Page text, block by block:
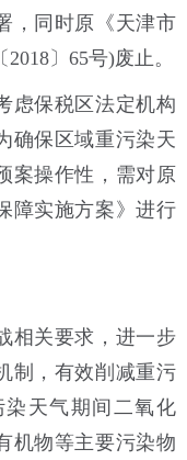
，同时原《天津市
〕65号)废止。
保税区法定机构
确保区域重污染天
案操作性，需对原
障实施方案》进行
关要求，进一步
制，有效削减重污
天气期间二氧化
机物等主要污染物